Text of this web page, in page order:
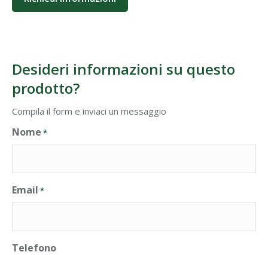
Desideri informazioni su questo
prodotto?
Compila il form e inviaci un messaggio
Nome *
Email *
Telefono